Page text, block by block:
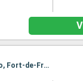
Itinerario : Fort-de-France, Pointe a pitre (Guadalupe), St Kitts, Antigua, Tortola, Santo Domingo, Fort-de-France